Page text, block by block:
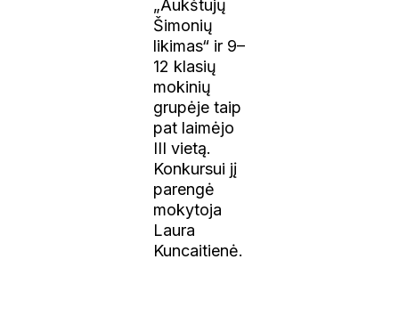
„Aukštujų
Šimonių
likimas“ ir 9–
12 klasių
mokinių
grupėje taip
pat laimėjo
III vietą.
Konkursui jį
parengė
mokytoja
Laura
Kuncaitienė.